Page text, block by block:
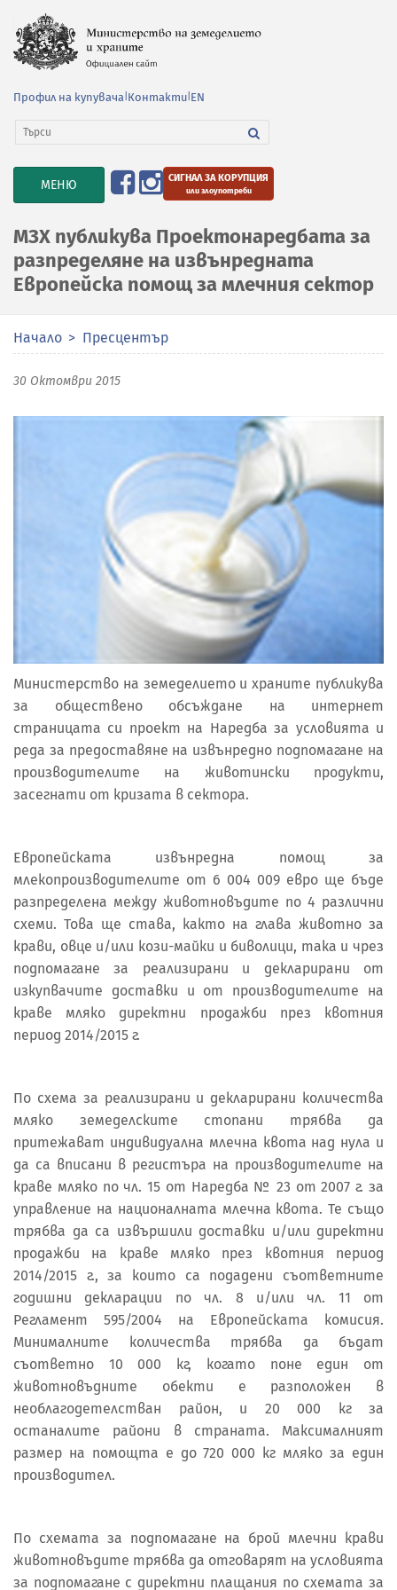
Профил на купувача Контакти EN
TOGGLE
NAVIGATION
МЕНЮ СИГНАЛ ЗА КОРУПЦИЯ
или злоупотреби
МЗХ публикува Проектонаредбата за
разпределяне на извънредната
Европейска помощ за млечния сектор
Начало Пресцентър
30 Октомври 2015
Министерство на земеделието и храните публикува
за обществено обсъждане на интернет
страницата си проект на Наредба за условията и
реда за предоставяне на извънредно подпомагане на
производителите на животински продукти,
засегнати от кризата в сектора.
Европейската извънредна помощ за
млекопроизводителите от 6 004 009 евро ще бъде
разпределена между животновъдите по 4 различни
схеми. Това ще става, както на глава животно за
крави, овце и/или кози-майки и биволици, така и чрез
подпомагане за реализирани и декларирани от
изкупвачите доставки и от производителите на
краве мляко директни продажби през квотния
период 2014/2015 г.
По схема за реализирани и декларирани количества
мляко земеделските стопани трябва да
притежават индивидуална млечна квота над нула и
да са вписани в регистъра на производителите на
краве мляко по чл. 15 от Наредба № 23 от 2007 г. за
управление на националната млечна квота. Те също
трябва да са извършили доставки и/или директни
продажби на краве мляко през квотния период
2014/2015 г., за които са подадени съответните
годишни декларации по чл. 8 и/или чл. 11 от
Регламент 595/2004 на Европейската комисия.
Минималните количества трябва да бъдат
съответно 10 000 кг, когато поне един от
животновъдните обекти е разположен в
необлагодетелстван район, и 20 000 кг за
останалите райони в страната. Максималният
размер на помощта е до 720 000 кг мляко за един
производител.
По схемата за подпомагане на брой млечни крави
животновъдите трябва да отговарят на условията
за подпомагане с директни плащания по схемата за